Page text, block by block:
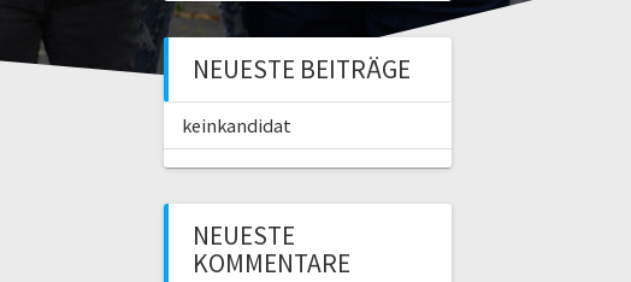
NEUESTE BEITRÄGE
keinkandidat
NEUESTE
KOMMENTARE